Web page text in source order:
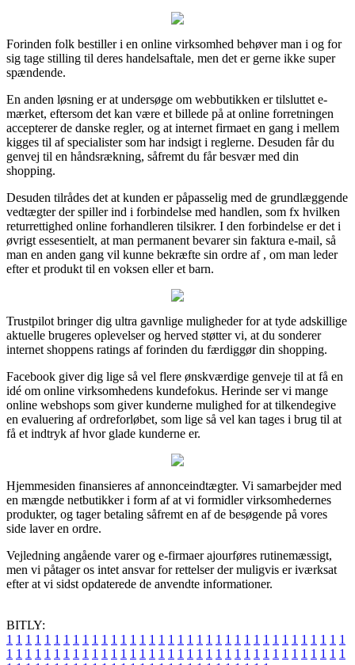
Forinden folk bestiller i en online virksomhed behøver man i og for
sig tage stilling til deres handelsaftale, men det er gerne ikke super
spændende.
En anden løsning er at undersøge om webbutikken er tilsluttet e-
mærket, eftersom det kan være et billede på at online forretningen
accepterer de danske regler, og at internet firmaet en gang i mellem
kigges til af specialister som har indsigt i reglerne. Desuden får du
genvej til en håndsrækning, såfremt du får besvær med din
shopping.
Desuden tilrådes det at kunden er påpasselig med de grundlæggende
vedtægter der spiller ind i forbindelse med handlen, som fx hvilken
returrettighed online forhandleren tilsikrer. I den forbindelse er det i
øvrigt essesentielt, at man permanent bevarer sin faktura e-mail, så
man en anden gang vil kunne bekræfte sin ordre af , om man leder
efter et produkt til en voksen eller et barn.
Trustpilot bringer dig ultra gavnlige muligheder for at tyde adskillige
aktuelle brugeres oplevelser og herved støtter vi, at du sonderer
internet shoppens ratings af forinden du færdiggør din shopping.
Facebook giver dig lige så vel flere ønskværdige genveje til at få en
idé om online virksomhedens kundefokus. Herinde ser vi mange
online webshops som giver kunderne mulighed for at tilkendegive
en evaluering af ordreforløbet, som lige så vel kan tages i brug til at
få et indtryk af hvor glade kunderne er.
Hjemmesiden finansieres af annonceindtægter. Vi samarbejder med
en mængde netbutikker i form af at vi formidler virksomhedernes
produkter, og tager betaling såfremt en af de besøgende på vores
side laver en ordre.
Vejledning angående varer og e-firmaer ajourføres rutinemæssigt,
men vi påtager os intet ansvar for rettelser der muligvis er iværksat
efter at vi sidst opdaterede de anvendte informationer.
BITLY:
1 1 1 1 1 1 1 1 1 1 1 1 1 1 1 1 1 1 1 1 1 1 1 1 1 1 1 1 1 1 1 1 1 1 1 1
1 1 1 1 1 1 1 1 1 1 1 1 1 1 1 1 1 1 1 1 1 1 1 1 1 1 1 1 1 1 1 1 1 1 1 1